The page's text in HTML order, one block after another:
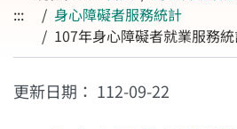
:::
身心障礙者服務統計
107年身心障礙者就業服務
更新日期： 112-09-22